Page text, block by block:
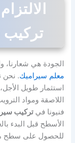
تركيب
الجودة هي
معلم سيراميك. نحن
استثمار طويل
اللاصقة ومواد
فنيونا فيتركيب
الأسطح قبل البدء
للحصول على سطح